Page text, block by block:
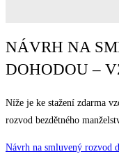
NÁVRH NA
DOHODOU –
Níže je ke stažení zdarma
rozvod bezdětného
Návrh na smluvený rozvod